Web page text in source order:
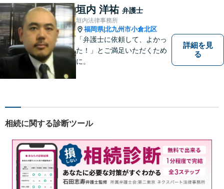
を提供致します。メール相談
やビデオ面談にも柔軟に対応
しております。 まずは、ご相
談ください。
垣内 洋祐 弁護士
垣内法律事務所
福岡県|北九州市小倉北区
「弁護士に依頼して、よかっ
た！」とご満足いただくため
に。
詳細を見
る
相続に関する診断ツール